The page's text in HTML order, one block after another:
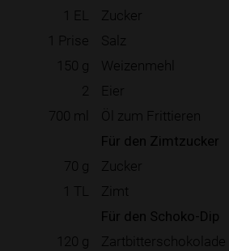
1 EL
Zucker
1 Prise
Salz
150 g
Weizenmehl
2
Eier
700 ml Öl zum Frittieren
Für den Zimtzucker
70 g
Zucker
1 TL Zimt
Für den Schoko-Dip
120 g
Zartbitterschokolade